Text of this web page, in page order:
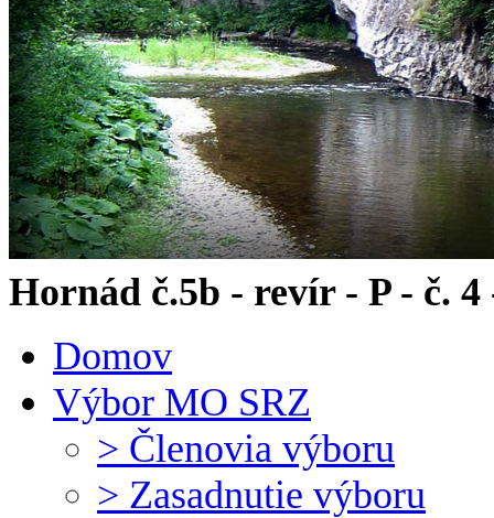
Hornád č.5b - revír - P - č.
Domov
Výbor MO SRZ
> Členovia výboru
> Zasadnutie výboru